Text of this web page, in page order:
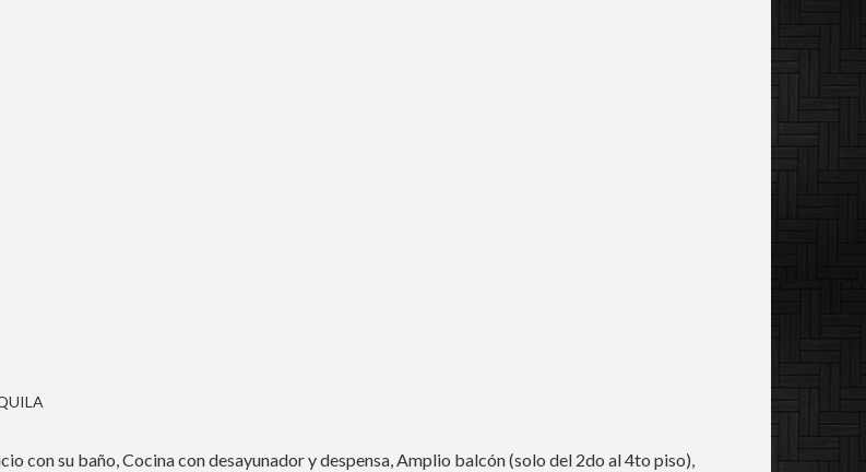
con su baño, Cocina con desayunador y despensa, Amplio balcón (solo del 2do al 4to piso),